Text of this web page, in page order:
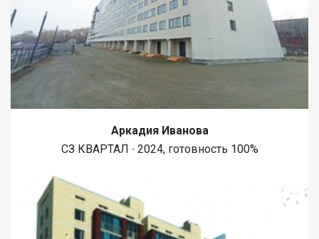
Аркадия Иванова
СЗ КВАРТАЛ ∙ 2024, готовность 100%